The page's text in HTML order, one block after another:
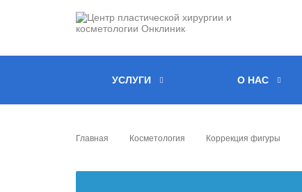
УСЛУГИ О НАС
Главная Косметология Коррекция фигуры